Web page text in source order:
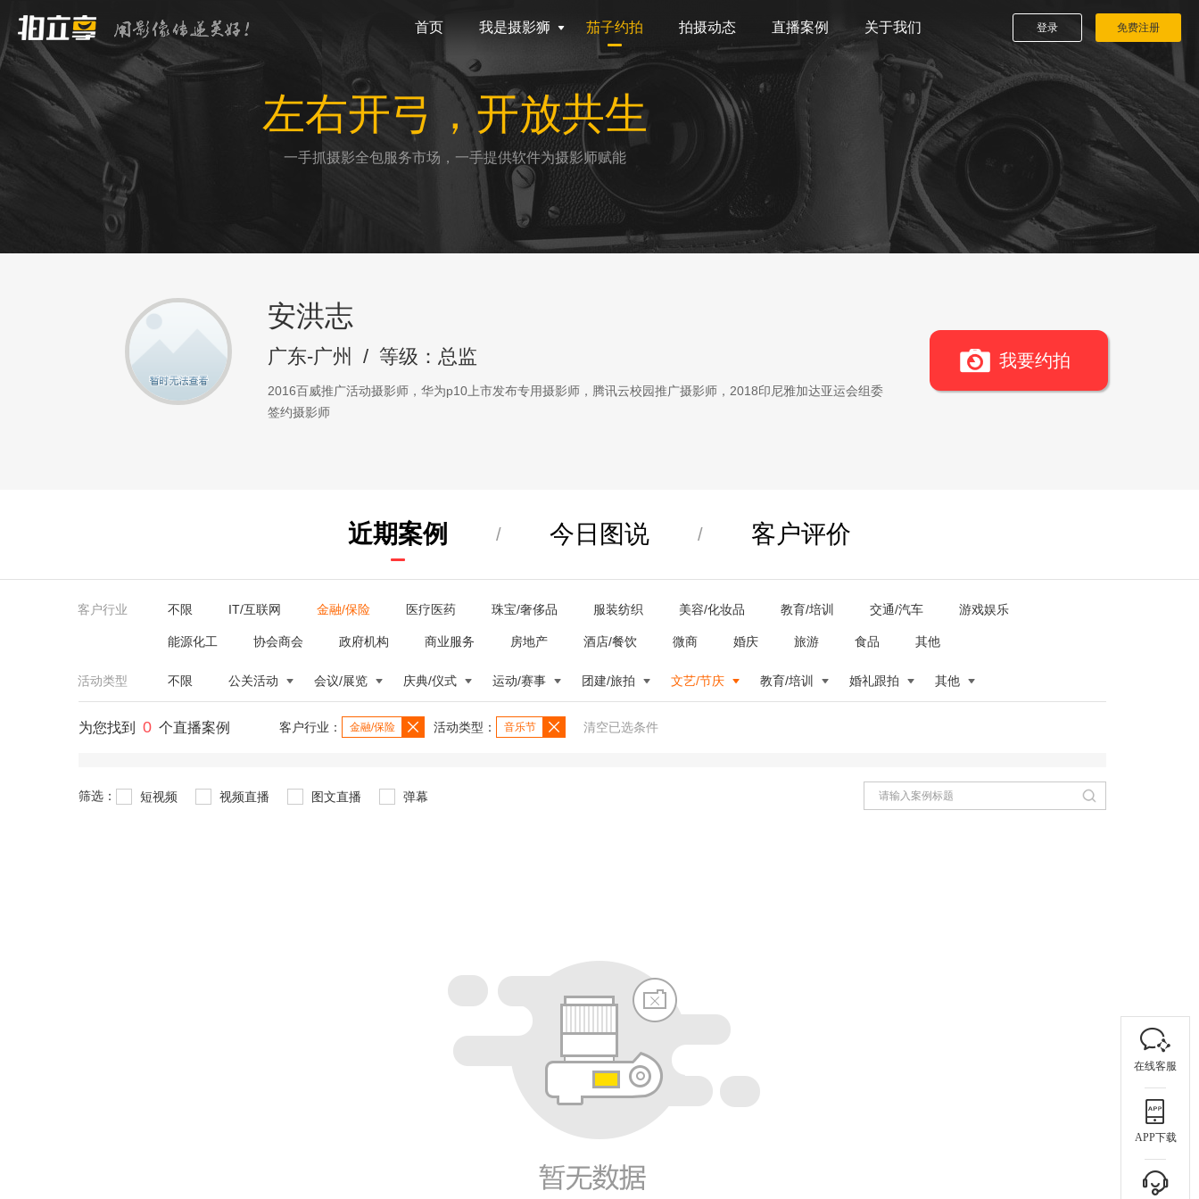
首页 我是摄影狮 茄子约拍 拍摄动态 直播案例 关于我们 登录 免费注册
左右开弓，开放共生
一手抓摄影全包服务市场，一手提供软件为摄影师赋能
安洪志
广东-广州 / 等级：总监
2016百威推广活动摄影师，华为p10上市发布专用摄影师，腾讯云校园推广摄影师，2018印尼雅加达亚运会组委
签约摄影师
我要约拍
近期案例 / 今日图说 / 客户评价
客户行业 不限 IT/互联网 金融/保险 医疗医药 珠宝/奢侈品 服装纺织 美容/化妆品 教育/培训 交通/汽车 游戏娱乐
能源化工 协会商会 政府机构 商业服务 房地产 酒店/餐饮 微商 婚庆 旅游 食品 其他
活动类型 不限 公关活动 会议/展览 庆典/仪式 运动/赛事 团建/旅拍 文艺/节庆 教育/培训 婚礼跟拍 其他
为您找到 0 个直播案例 客户行业： 金融/保险 活动类型： 音乐节 清空已选条件
筛选： 短视频 视频直播 图文直播 弹幕
在线客服
APP下载